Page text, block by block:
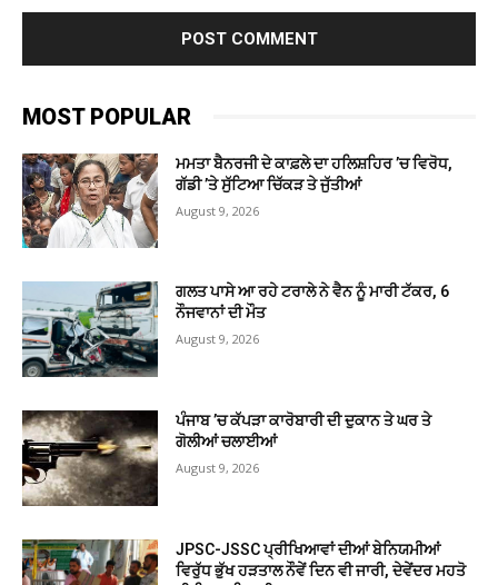
MOST POPULAR
ਮਮਤਾ ਬੈਨਰਜੀ ਦੇ ਕਾਫ਼ਲੇ ਦਾ ਹਲਿਸ਼ਹਿਰ ’ਚ ਵਿਰੋਧ,
ਗੱਡੀ ’ਤੇ ਸੁੱਟਿਆ ਚਿੱਕੜ ਤੇ ਜੁੱਤੀਆਂ
August 9, 2026
ਗਲਤ ਪਾਸੇ ਆ ਰਹੇ ਟਰਾਲੇ ਨੇ ਵੈਨ ਨੂੰ ਮਾਰੀ ਟੱਕਰ, 6
ਨੌਜਵਾਨਾਂ ਦੀ ਮੌਤ
August 9, 2026
ਪੰਜਾਬ ’ਚ ਕੱਪੜਾ ਕਾਰੋਬਾਰੀ ਦੀ ਦੁਕਾਨ ਤੇ ਘਰ ਤੇ
ਗੋਲੀਆਂ ਚਲਾਈਆਂ
August 9, 2026
JPSC-JSSC ਪ੍ਰੀਖਿਆਵਾਂ ਦੀਆਂ ਬੇਨਿਯਮੀਆਂ
ਵਿਰੁੱਧ ਭੁੱਖ ਹੜਤਾਲ ਨੌਵੇਂ ਦਿਨ ਵੀ ਜਾਰੀ, ਦੇਵੇਂਦਰ ਮਹਤੋ